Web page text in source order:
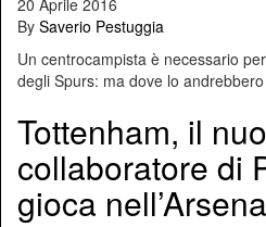
20 Aprile 2016
By Saverio Pestuggia
Un centrocampista è necessario
degli Spurs: ma dove lo
Tottenham, il
collaboratore di
gioca